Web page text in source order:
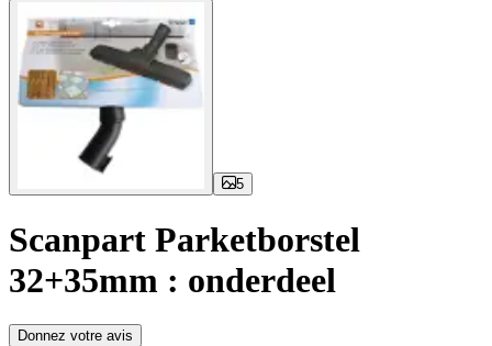
5
Scanpart Parketborstel
32+35mm : onderdeel
Donnez votre avis